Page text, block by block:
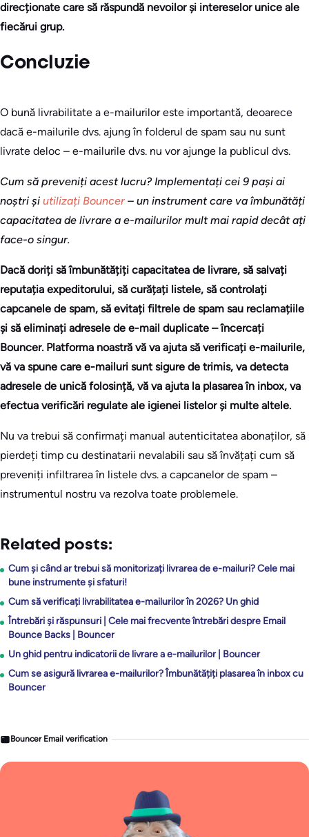
direcționate care să răspundă nevoilor și intereselor unice ale
fiecărui grup.
Concluzie
O bună livrabilitate a e-mailurilor este importantă, deoarece
dacă e-mailurile dvs. ajung în folderul de spam sau nu sunt
livrate deloc – e-mailurile dvs. nu vor ajunge la publicul dvs.
Cum să preveniți acest lucru? Implementați cei 9 pași ai
noștri și utilizați Bouncer – un instrument care va îmbunătăți
capacitatea de livrare a e-mailurilor mult mai rapid decât ați
face-o singur.
Dacă doriți să îmbunătățiți capacitatea de livrare, să salvați
reputația expeditorului, să curățați listele, să controlați
capcanele de spam, să evitați filtrele de spam sau reclamațiile
și să eliminați adresele de e-mail duplicate – încercați
Bouncer. Platforma noastră vă va ajuta să verificați e-mailurile,
vă va spune care e-mailuri sunt sigure de trimis, va detecta
adresele de unică folosință, vă va ajuta la plasarea în inbox, va
efectua verificări regulate ale igienei listelor și multe altele.
Nu va trebui să confirmați manual autenticitatea abonaților, să
pierdeți timp cu destinatarii nevalabili sau să învățați cum să
preveniți infiltrarea în listele dvs. a capcanelor de spam –
instrumentul nostru va rezolva toate problemele.
Related posts:
Cum și când ar trebui să monitorizați livrarea de e-mailuri? Cele mai
bune instrumente și sfaturi!
Cum să verificați livrabilitatea e-mailurilor în 2026? Un ghid
Întrebări și răspunsuri | Cele mai frecvente întrebări despre Email
Bounce Backs | Bouncer
Un ghid pentru indicatorii de livrare a e-mailurilor | Bouncer
Cum se asigură livrarea e-mailurilor? Îmbunătățiți plasarea în inbox cu
Bouncer
Bouncer Email verification